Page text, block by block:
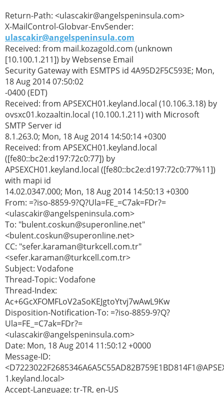
Return-Path: <ulascakir@angelspeninsula.com>
X-MailControl-Globvar-EnvSender:
ulascakir@angelspeninsula.com
Received: from mail.kozagold.com (unknown
[10.100.1.211]) by Websense Email
Security Gateway with ESMTPS id 4A95D2F5C593E; Mon,
18 Aug 2014 07:50:02
-0400 (EDT)
Received: from APSEXCH01.keyland.local (10.106.3.18) by
ovsxc01.kozaaltin.local (10.100.1.211) with Microsoft
SMTP Server id
8.1.263.0; Mon, 18 Aug 2014 14:50:14 +0300
Received: from APSEXCH01.keyland.local
([fe80::bc2e:d197:72c0:77]) by
APSEXCH01.keyland.local ([fe80::bc2e:d197:72c0:77%11])
with mapi id
14.02.0347.000; Mon, 18 Aug 2014 14:50:13 +0300
From: =?iso-8859-9?Q?Ula=FE_=C7ak=FDr?=
<ulascakir@angelspeninsula.com>
To: "bulent.coskun@superonline.net"
<bulent.coskun@superonline.net>
CC: "sefer.karaman@turkcell.com.tr"
<sefer.karaman@turkcell.com.tr>
Subject: Vodafone
Thread-Topic: Vodafone
Thread-Index:
Ac+6GcXFOMFLoV2aSoKEJgtoYtvj7wAwL9Kw
Disposition-Notification-To: =?iso-8859-9?Q?
Ula=FE_=C7ak=FDr?=
<ulascakir@angelspeninsula.com>
Date: Mon, 18 Aug 2014 11:50:12 +0000
Message-ID:
1.keyland.local>
Accept-Language: tr-TR, en-US